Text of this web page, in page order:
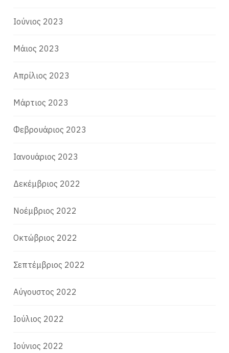
Ιούνιος 2023
Μάιος 2023
Απρίλιος 2023
Μάρτιος 2023
Φεβρουάριος 2023
Ιανουάριος 2023
Δεκέμβριος 2022
Νοέμβριος 2022
Οκτώβριος 2022
Σεπτέμβριος 2022
Αύγουστος 2022
Ιούλιος 2022
Ιούνιος 2022